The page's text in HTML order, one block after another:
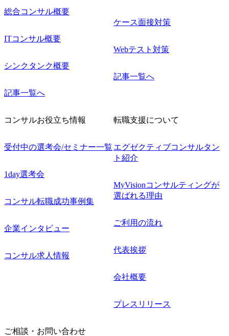
総合コンサル概要
ITコンサル概要
シンクタンク概要
記事一覧へ
ケース面接対策
Webテスト対策
記事一覧へ
コンサルお役立ち情報
受付中の選考会/セミナー一覧
1day選考会
コンサル転職成功事例集
企業インタビュー
コンサル求人情報
転職支援について
エグゼクティブコンサルタン
ト紹介
MyVisionコンサルティングが
選ばれる理由
ご利用の流れ
代表挨拶
会社概要
プレスリリース
ご相談・お問い合わせ